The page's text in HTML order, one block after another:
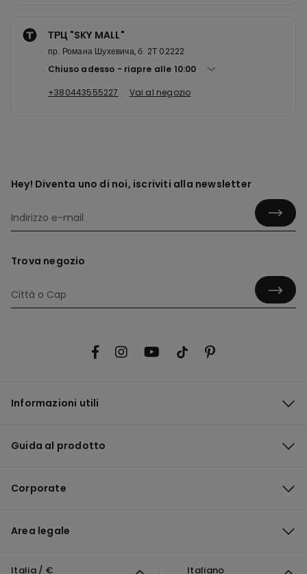
ТРЦ "SKY MALL"
пр. Романа Шухевича, б. 2Т 02222
Chiuso adesso
riapre alle 10:00
+380443555227
Vai al negozio
Hey! Diventa uno di noi, iscriviti alla newsletter
Trova negozio
Informazioni utili
Guida al prodotto
Corporate
Area legale
Italia / € Italiano